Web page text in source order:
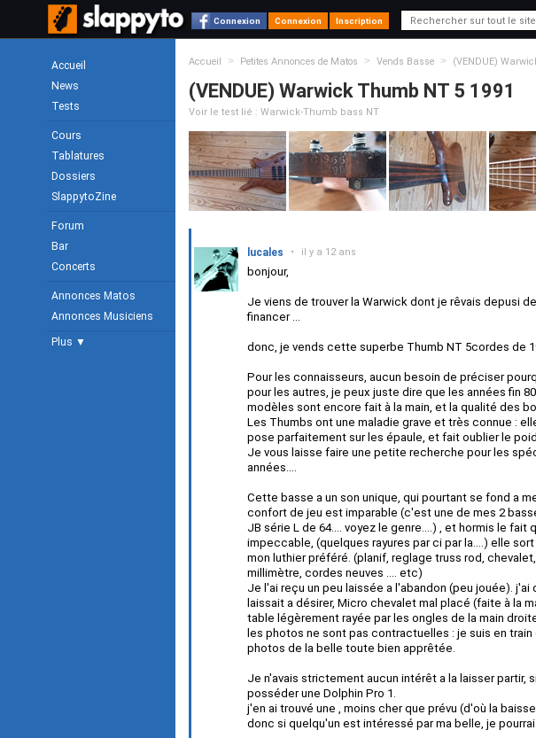
Connexion Connexion Inscription
Accueil
News
Tests
Cours
Tablatures
Dossiers
SlappytoZine
Forum
Bar
Concerts
Annonces Matos
Annonces Musiciens
Plus ▼
Accueil > Petites Annonces de Matos > Vends Basse > (VENDUE)
(VENDUE) Warwick Thumb NT 5 1991
Voir le test lié : Warwick-Thumb bass NT
lucales • il y a 12 ans
bonjour,
Je viens de trouver la Warwick dont je rêvais depusi
financer ...
donc, je vends cette superbe Thumb NT 5cordes de
Pour les connaisseurs, aucun besoin de préciser
pour les autres, je peux juste dire que les années fin
modèles sont encore fait à la main, et la qualité des
Les Thumbs ont une maladie grave et très connue :
pose parfaitement sur les épaule, et fait oublier le
Je vous laisse faire une petite recherche pour les
années....
Cette basse a un son unique, qui pourtant se fond a
confort de jeu est imparable (c'est une de mes 2
JB série L de 64.... voyez le genre....) , et hormis le
impeccable, (quelques rayures par ci par la....) elle
mon luthier préféré. (planif, reglage truss rod,
millimètre, cordes neuves .... etc)
Je l'ai reçu un peu laissée a l'abandon (peu jouée).
laissait a désirer, Micro chevalet mal placé (faite à la
table légèrement rayée par les ongles de la main
les photos ne sont pas contractuelles : je suis en
photos de la belle toute bien apprêtée.
Je n'avais strictement aucun intérêt a la laisser partir,
posséder une Dolphin Pro 1.
j'en ai trouvé une , moins cher que prévu (d'où la
donc si quelqu'un est intéressé par ma belle, je